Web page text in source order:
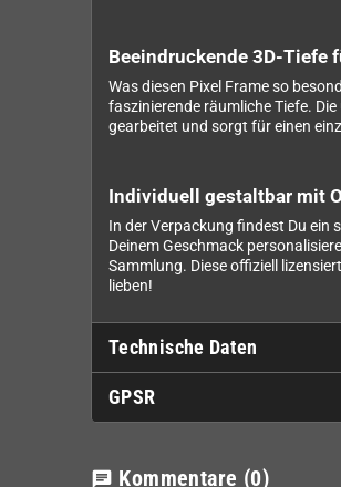
Beeindruckende 3D-Tiefe
Was diesen Pixel Frame so
faszinierende räumliche Tiefe.
gearbeitet und sorgt für einen
Individuell gestaltbar mit
In der Verpackung findest Du ein
Deinem Geschmack
Sammlung. Diese offiziell
lieben!
Technische Daten
GPSR
chat Kommentare (0)